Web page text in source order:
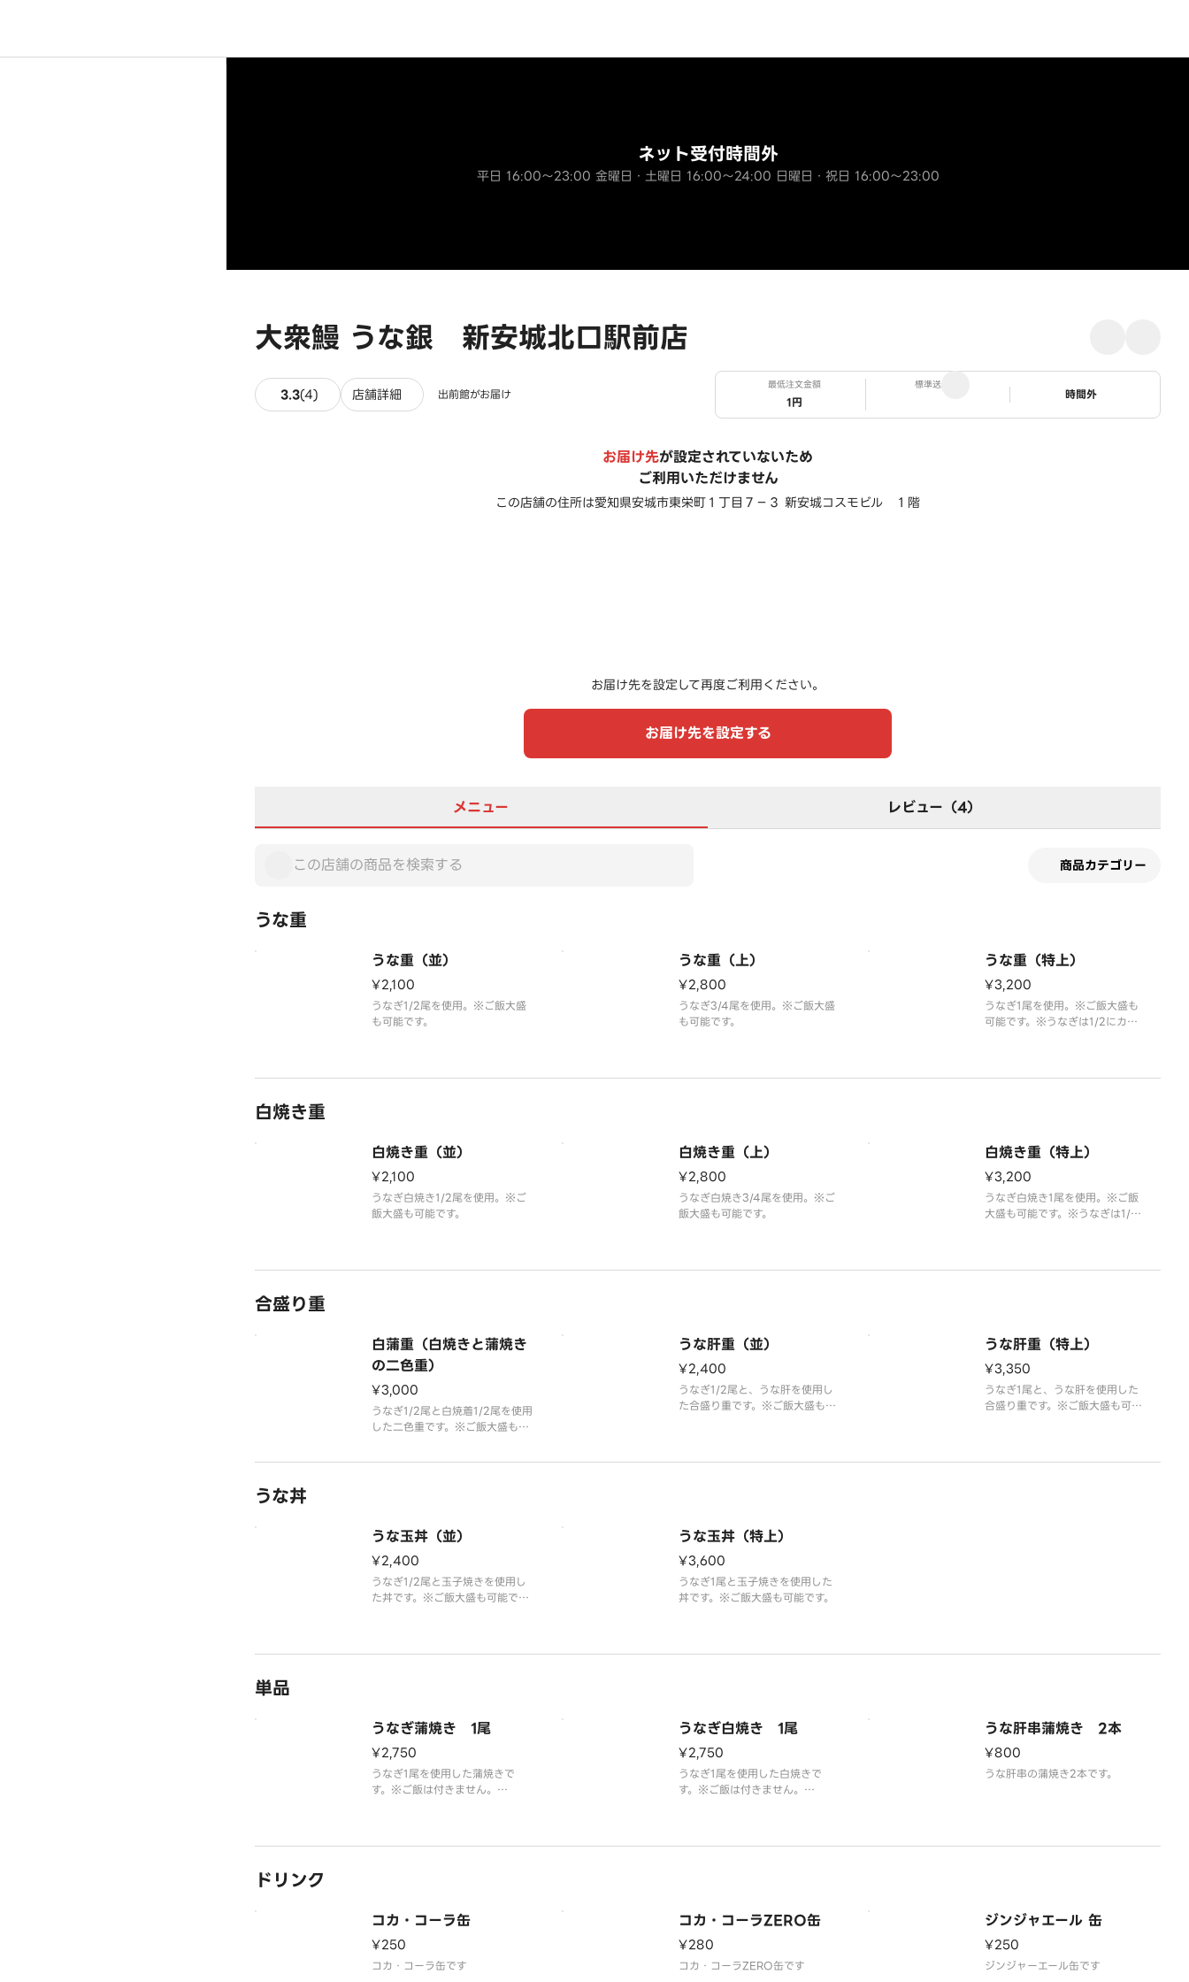
大衆鰻 うな銀 新安城北口駅前店
ネット受付時間外
平日 16:00～23:00 金曜日・土曜日 16:00～24:00 日曜日・祝日 16:00～23:00
3.3(4) 4件のレビュー
店舗詳細 出前館がお届け
最低注文金額
1円
標準送料
ステータス
時間外
お届け先が設定されていないため
ご利用いただけません
この店舗の住所は愛知県安城市東栄町１丁目７－３ 新安城コスモビル １階
お届け先を設定して再度ご利用ください。
お届け先を設定する
メニュー レビュー（4）
商品カテゴリー
うな重
うな重（並）
¥2,100
うなぎ1/2尾を使用。※ご飯大盛
も可能です。
うな重（上）
¥2,800
うなぎ3/4尾を使用。※ご飯大盛
も可能です。
うな重（特上）
¥3,200
うなぎ1尾を使用。※ご飯大盛も
可能です。※うなぎは1/2にカッ
白焼き重
白焼き重（並）
¥2,100
うなぎ白焼き1/2尾を使用。※ご
飯大盛も可能です。
白焼き重（上）
¥2,800
うなぎ白焼き3/4尾を使用。※ご
飯大盛も可能です。
白焼き重（特上）
¥3,200
うなぎ白焼き1尾を使用。※ご飯
大盛も可能です。※うなぎは1/2
合盛り重
白蒲重（白焼きと蒲焼き
の二色重）
¥3,000
うなぎ1/2尾と白焼着1/2尾を使用
した二色重です。※ご飯大盛も可
うな肝重（並）
¥2,400
うなぎ1/2尾と、うな肝を使用し
た合盛り重です。※ご飯大盛も可
うな肝重（特上）
¥3,350
うなぎ1尾と、うな肝を使用した
合盛り重です。※ご飯大盛も可能
うな丼
うな玉丼（並）
¥2,400
うなぎ1/2尾と玉子焼きを使用し
た丼です。※ご飯大盛も可能で
うな玉丼（特上）
¥3,600
うなぎ1尾と玉子焼きを使用した
丼です。※ご飯大盛も可能です。
単品
うなぎ蒲焼き 1尾
¥2,750
うなぎ1尾を使用した蒲焼きで
す。※ご飯は付きません。
うなぎ白焼き 1尾
¥2,750
うなぎ1尾を使用した白焼きで
す。※ご飯は付きません。
うな肝串蒲焼き 2本
¥800
うな肝串の蒲焼き2本です。
ドリンク
コカ・コーラ缶
¥250
コカ・コーラ缶です
コカ・コーラZERO缶
¥280
コカ・コーラZERO缶です
ジンジャエール 缶
¥250
ジンジャーエール缶です